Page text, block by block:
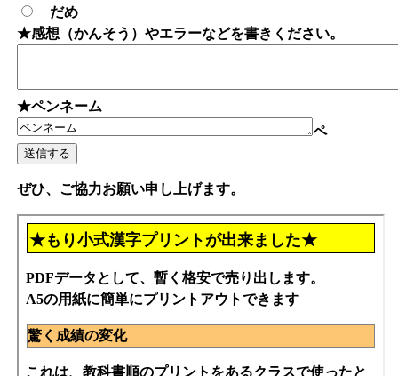
だめ
★感想（かんそう）やエラーなどを書きください。
★ペンネーム
ペ
ぜひ、ご協力お願い申し上げます。